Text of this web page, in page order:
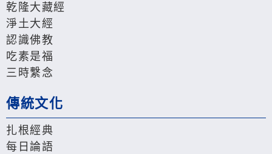
乾隆大藏經
淨土大經
認識佛教
吃素是福
三時繫念
傳統文化
扎根經典
每日論語